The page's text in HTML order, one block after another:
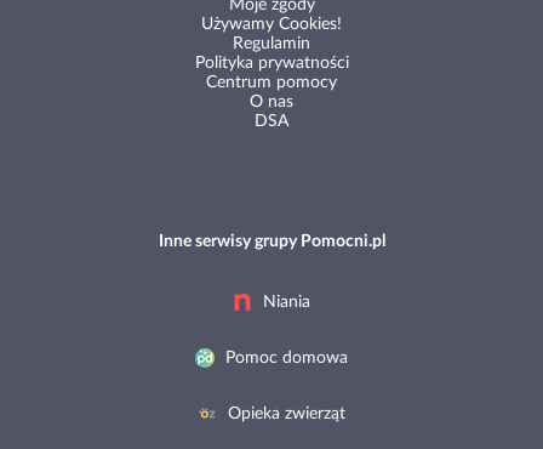
Moje zgody
Używamy Cookies!
Regulamin
Polityka prywatności
Centrum pomocy
O nas
DSA
Inne serwisy grupy Pomocni.pl
Niania
Pomoc domowa
Opieka zwierząt